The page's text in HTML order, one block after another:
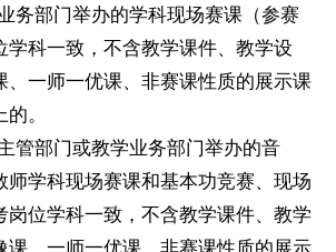
部门举办的学科现场赛课（参赛
学科一致，不含教学课件、教学设
、一师一优课、非赛课性质的展示课
。
部门或教学业务部门举办的音
师学科现场赛课和基本功竞赛、现场
岗位学科一致，不含教学课件、教学